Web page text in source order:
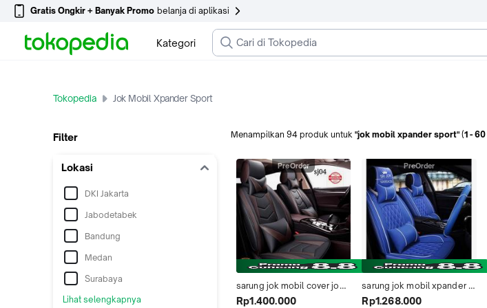
Gratis Ongkir + Banyak Promo belanja di aplikasi
Kategori
Tokopedia Jok Mobil Xpander Sport
Filter
Lokasi
DKI Jakarta
Jabodetabek
Bandung
Medan
Surabaya
Lihat selengkapnya
Menampilkan 94 produk untuk "jok mobil xpander sport" (1 -60
PreOrder
sarung jok mobil cover jok
mobil xpander. pajero
Rp1.400.000
PreOrder
sarung jok mobil xpander
sport 2017
Rp1.268.000